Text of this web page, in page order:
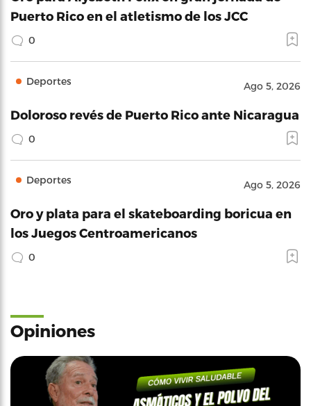
Puerto Rico en el atletismo de los JCC
0
Deportes Ago 5, 2026
Doloroso revés de Puerto Rico ante Nicaragua
0
Deportes Ago 5, 2026
Oro y plata para el skateboarding boricua en
los Juegos Centroamericanos
0
Opiniones